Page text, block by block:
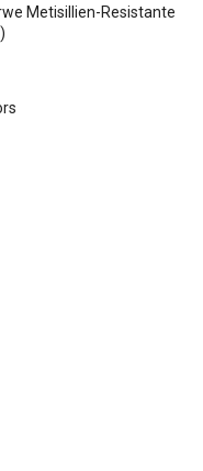
Metisillien-Resistante